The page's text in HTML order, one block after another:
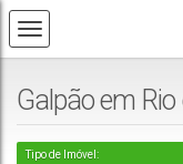
Galpão em Rio
Tipo de Imóvel: